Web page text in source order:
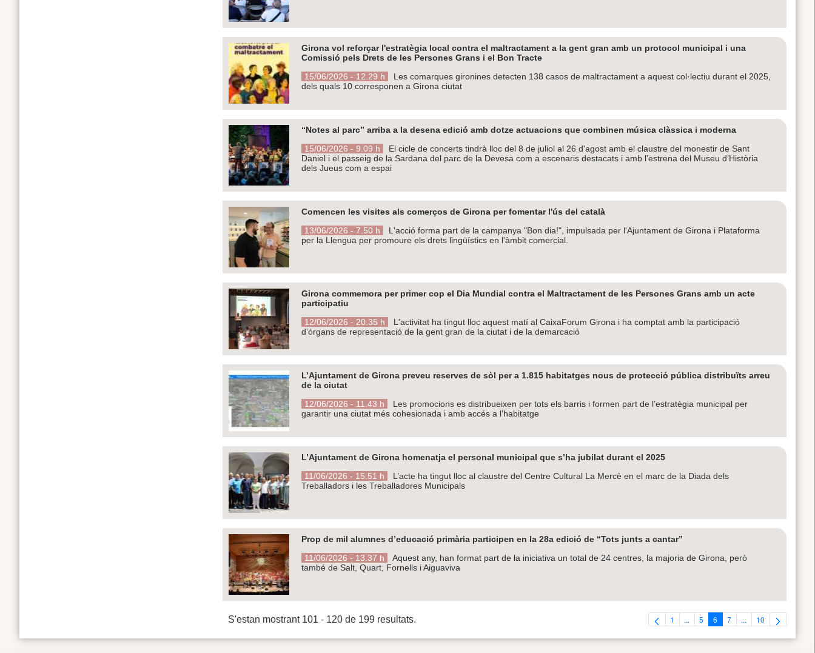
Girona vol reforçar l'estratègia local contra el maltractament a la gent gran amb un protocol municipal i una
Comissió pels Drets de les Persones Grans i el Bon Tracte
15/06/2026 - 12.29 h
Les comarques gironines detecten 138 casos de maltractament a aquest col·lectiu durant el 2025,
dels quals 10 corresponen a Girona ciutat
“Notes al parc” arriba a la desena edició amb dotze actuacions que combinen música clàssica i moderna
15/06/2026 - 9.09 h
El cicle de concerts tindrà lloc del 8 de juliol al 26 d'agost amb el claustre del monestir de Sant
Daniel i el passeig de la Sardana del parc de la Devesa com a escenaris destacats i amb l’estrena del Museu d’Història
dels Jueus com a espai
Comencen les visites als comerços de Girona per fomentar l'ús del català
13/06/2026 - 7.50 h
L'acció forma part de la campanya "Bon dia!", impulsada per l'Ajuntament de Girona i Plataforma
per la Llengua per promoure els drets lingüístics en l'àmbit comercial.
Girona commemora per primer cop el Dia Mundial contra el Maltractament de les Persones Grans amb un acte
participatiu
12/06/2026 - 20.35 h
L'activitat ha tingut lloc aquest matí al CaixaForum Girona i ha comptat amb la participació
d’òrgans de representació de la gent gran de la ciutat i de la demarcació
L’Ajuntament de Girona preveu reserves de sòl per a 1.815 habitatges nous de protecció pública distribuïts arreu
de la ciutat
12/06/2026 - 11.43 h
Les promocions es distribueixen per tots els barris i formen part de l’estratègia municipal per
garantir una ciutat més cohesionada i amb accés a l’habitatge
L’Ajuntament de Girona homenatja el personal municipal que s’ha jubilat durant el 2025
11/06/2026 - 15.51 h
L’acte ha tingut lloc al claustre del Centre Cultural La Mercè en el marc de la Diada dels
Treballadors i les Treballadores Municipals
Prop de mil alumnes d’educació primària participen en la 28a edició de “Tots junts a cantar”
11/06/2026 - 13.37 h
Aquest any, han format part de la iniciativa un total de 24 centres, la majoria de Girona, però
també de Salt, Quart, Fornells i Aiguaviva
S'estan mostrant 101 - 120 de 199 resultats. Pàgina
1 ...Pàgines intermèdies Utilitzeu TAB per
Pàgina
5 Pàgina
6 Pàgina
7 ...Pàgines intermèdies
Pàgina
10